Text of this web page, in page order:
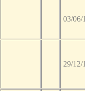
03/06/
29/12/